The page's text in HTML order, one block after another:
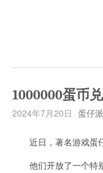
1000000蛋币
2024年7月20日 蛋仔
近日，著名游戏蛋仔
他们开放了一个特